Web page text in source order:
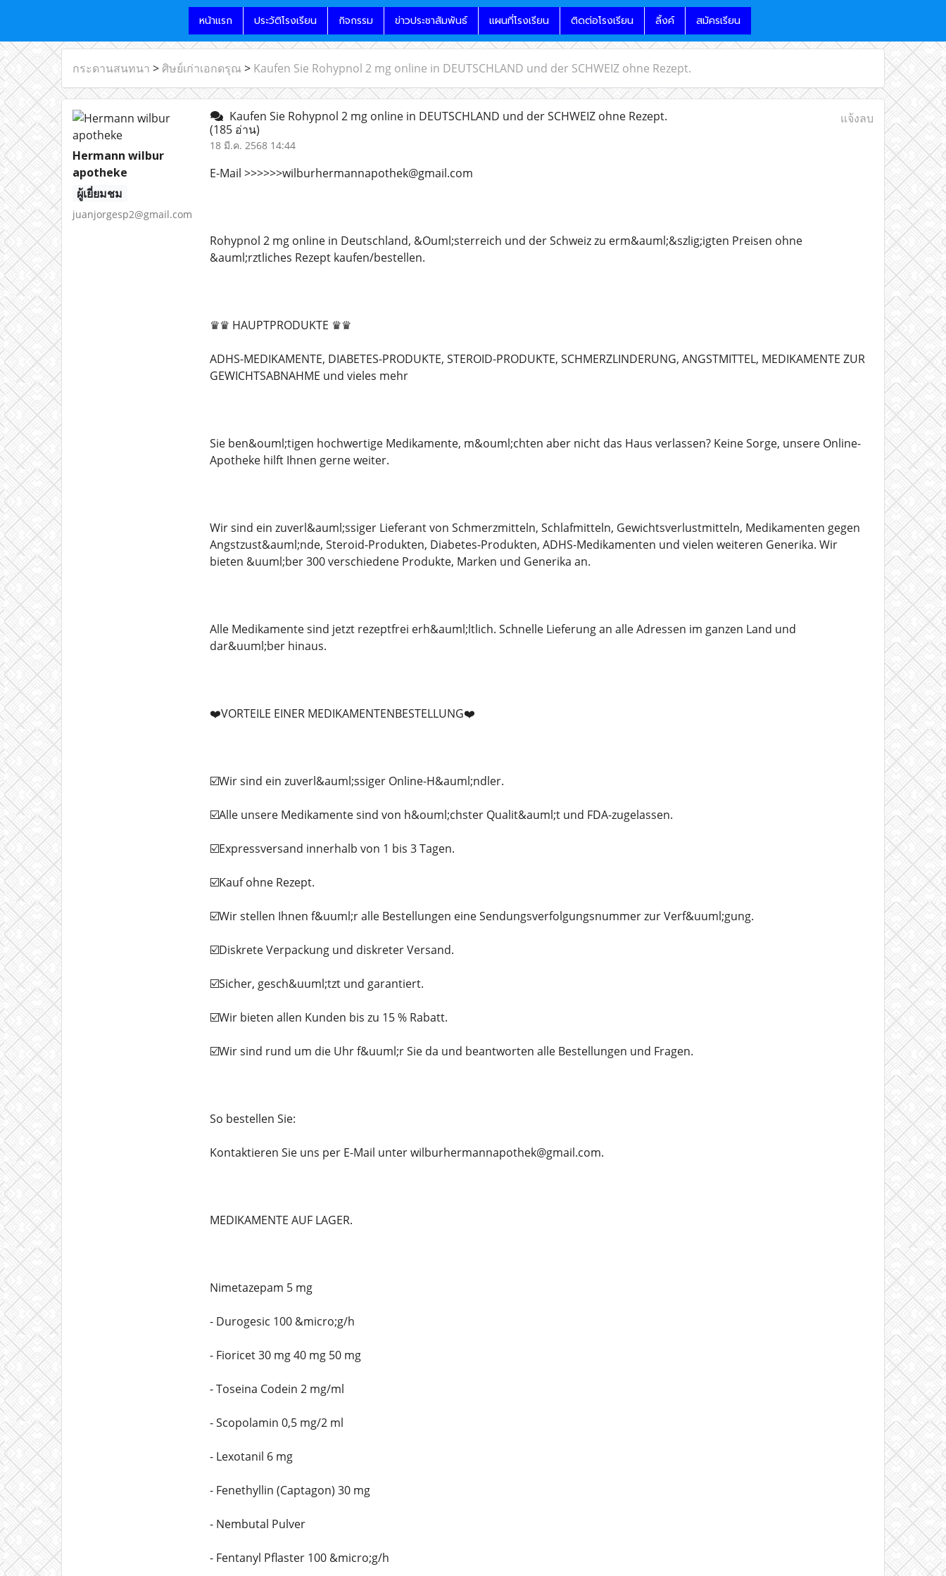
หน้าแรก ประวัติโรงเรียน กิจกรรม ข่าวประชาสัมพันธ์ แผนที่โรงเรียน ติดต่อโรงเรียน ลิ้งค์ สมัครเรียน
กระดานสนทนา > ศิษย์เก่าเอกดรุณ > Kaufen Sie Rohypnol 2 mg online in DEUTSCHLAND und der SCHWEIZ ohne Rezept.
Hermann wilbur
apotheke
ผู้เยี่ยมชม
juanjorgesp2@gmail.com
Kaufen Sie Rohypnol 2 mg online in DEUTSCHLAND und der SCHWEIZ ohne Rezept.
(185 อ่าน)
18 มี.ค. 2568 14:44
แจ้งลบ
E-Mail >>>>>>wilburhermannapothek@gmail.com
Rohypnol 2 mg online in Deutschland, &Ouml;sterreich und der Schweiz zu erm&auml;&szlig;igten Preisen ohne
&auml;rztliches Rezept kaufen/bestellen.
♛♛ HAUPTPRODUKTE ♛♛
ADHS-MEDIKAMENTE, DIABETES-PRODUKTE, STEROID-PRODUKTE, SCHMERZLINDERUNG, ANGSTMITTEL, MEDIKAMENTE ZUR
GEWICHTSABNAHME und vieles mehr
Sie ben&ouml;tigen hochwertige Medikamente, m&ouml;chten aber nicht das Haus verlassen? Keine Sorge, unsere Online-
Apotheke hilft Ihnen gerne weiter.
Wir sind ein zuverl&auml;ssiger Lieferant von Schmerzmitteln, Schlafmitteln, Gewichtsverlustmitteln, Medikamenten gegen
Angstzust&auml;nde, Steroid-Produkten, Diabetes-Produkten, ADHS-Medikamenten und vielen weiteren Generika. Wir
bieten &uuml;ber 300 verschiedene Produkte, Marken und Generika an.
Alle Medikamente sind jetzt rezeptfrei erh&auml;ltlich. Schnelle Lieferung an alle Adressen im ganzen Land und
dar&uuml;ber hinaus.
❤️VORTEILE EINER MEDIKAMENTENBESTELLUNG❤️
☑️Wir sind ein zuverl&auml;ssiger Online-H&auml;ndler.
☑️Alle unsere Medikamente sind von h&ouml;chster Qualit&auml;t und FDA-zugelassen.
☑️Expressversand innerhalb von 1 bis 3 Tagen.
☑️Kauf ohne Rezept.
☑️Wir stellen Ihnen f&uuml;r alle Bestellungen eine Sendungsverfolgungsnummer zur Verf&uuml;gung.
☑️Diskrete Verpackung und diskreter Versand.
☑️Sicher, gesch&uuml;tzt und garantiert.
☑️Wir bieten allen Kunden bis zu 15 % Rabatt.
☑️Wir sind rund um die Uhr f&uuml;r Sie da und beantworten alle Bestellungen und Fragen.
So bestellen Sie:
Kontaktieren Sie uns per E-Mail unter wilburhermannapothek@gmail.com.
MEDIKAMENTE AUF LAGER.
Nimetazepam 5 mg
- Durogesic 100 &micro;g/h
- Fioricet 30 mg 40 mg 50 mg
- Toseina Codein 2 mg/ml
- Scopolamin 0,5 mg/2 ml
- Lexotanil 6 mg
- Fenethyllin (Captagon) 30 mg
- Nembutal Pulver
- Fentanyl Pflaster 100 &micro;g/h